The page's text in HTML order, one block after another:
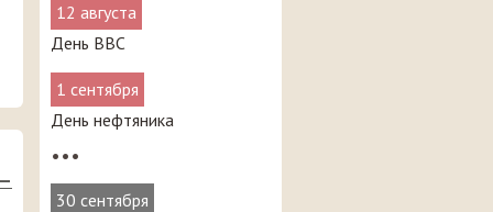
12 августа
День ВВС
1 сентября
День нефтяника
•••
30 сентября